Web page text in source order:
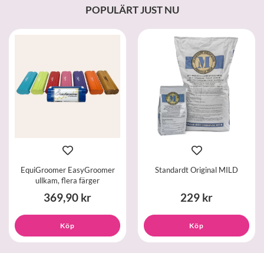
POPULÄRT JUST NU
EquiGroomer EasyGroomer
ullkam, flera färger
369,90 kr
Köp
Standardt Original MILD
229 kr
Köp